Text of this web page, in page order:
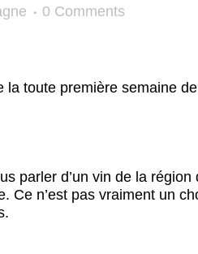
0 Comments
la toute première semaine
parler d’un vin de la région
Ce n’est pas vraiment un